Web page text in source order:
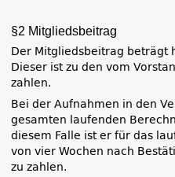
§2 Mitgliedsbeitrag
Der Mitgliedsbeitrag beträgt
Dieser ist zu den vom
zahlen.
Bei der Aufnahmen in den
gesamten laufenden
diesem Falle ist er für das
von vier Wochen nach
zu zahlen.